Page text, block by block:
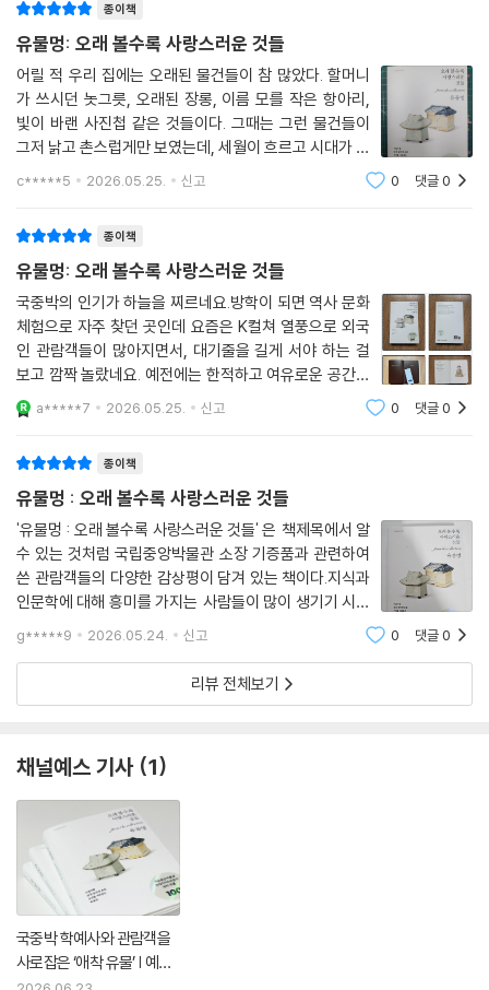
종이책
유물멍: 오래 볼수록 사랑스러운 것들
어릴 적 우리 집에는 오래된 물건들이 참 많았다. 할머니
가 쓰시던 놋그릇, 오래된 장롱, 이름 모를 작은 항아리,
빛이 바랜 사진첩 같은 것들이다. 그때는 그런 물건들이
그저 낡고 촌스럽게만 보였는데, 세월이 흐르고 시대가 바
뀌면서 그런 물건들은 하나둘 사라져 갔다.편리함과 새로
c*****5 2026.05.25. 신고 0 댓글0
종이책
유물멍: 오래 볼수록 사랑스러운 것들
국중박의 인기가 하늘을 찌르네요.방학이 되면 역사 문화
체험으로 자주 찾던 곳인데 요즘은 K컬쳐 열풍으로 외국
인 관람객들이 많아지면서, 대기줄을 길게 서야 하는 걸
보고 깜짝 놀랐네요. 예전에는 한적하고 여유로운 공간이
라서 더 매력적이었다면 이제는 이 멋진 공간을 전 세계인
들과 함께 나눌 수 있어서 기쁘다고 해야 할까요. "우리 것
a*****7 2026.05.25. 신고 0 댓글0
종이책
유물멍 : 오래 볼수록 사랑스러운 것들
'유물멍 : 오래 볼수록 사랑스러운 것들' 은 책제목에서 알
수 있는 것처럼 국립중앙박물관 소장 기증품과 관련하여
쓴 관람객들의 다양한 감상평이 담겨 있는 책이다.지식과
인문학에 대해 흥미를 가지는 사람들이 많이 생기기 시작
했고,몇 년 전부터 시작된 인문학 열풍은 지금까지 계속
이어지고 있다.사람들은 다양한 방식, 다양한 종류의 인
문학을 즐기고 있다.그리고 사람들이 많은
g*****9 2026.05.24. 신고 0 댓글0
리뷰 전체보기
채널예스 기사 1
국중박 학예사와 관람객을
사로잡은 ‘애착 유물’ | 예스